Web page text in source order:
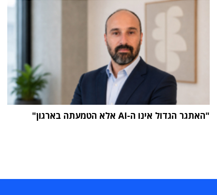
"האתגר הגדול אינו ה-AI אלא הטמעתה בארגון"